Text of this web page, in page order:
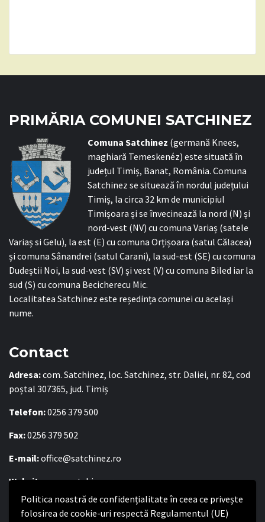
Politica noastră de confidențialitate în ceea ce privește
folosirea de cookie-uri respectă Regulamentul (UE)
PRIMĂRIA COMUNEI SATCHINEZ
Comuna Satchinez (germană Knees,
maghiară Temeskenéz) este situată în
județul Timiș, Banat, România. Comuna
Satchinez se situează în nordul județului
Timiș, la circa 32 km de municipiul
Timișoara și se învecinează la nord (N) și
nord-vest (NV) cu comuna Variaș (satele
Variaș si Gelu), la est (E) cu comuna Orțișoara (satul Călacea)
și comuna Sânandrei (satul Carani), la sud-est (SE) cu comuna
Dudeștii Noi, la sud-vest (SV) și vest (V) cu comuna Biled iar la
sud (S) cu comuna Becicherecu Mic.
Localitatea Satchinez este reședința comunei cu același
nume.
Contact
Adresa:com. Satchinez, loc. Satchinez, str. Daliei, nr. 82, cod
poștal 307365, jud. Timiș
Telefon:0256 379 500
Fax:0256 379 502
E-mail:office@satchinez.ro
Website:www.satchinez.ro
Program cu publicul: